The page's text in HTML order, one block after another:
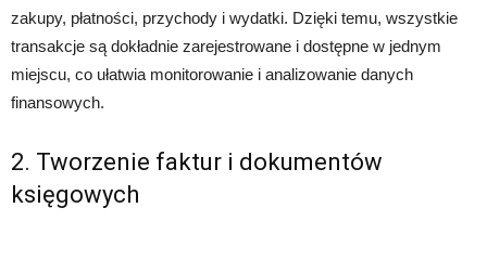
zakupy, płatności, przychody i wydatki. Dzięki temu, wszystkie
transakcje są dokładnie zarejestrowane i dostępne w jednym
miejscu, co ułatwia monitorowanie i analizowanie danych
finansowych.
2. Tworzenie faktur i dokumentów
księgowych